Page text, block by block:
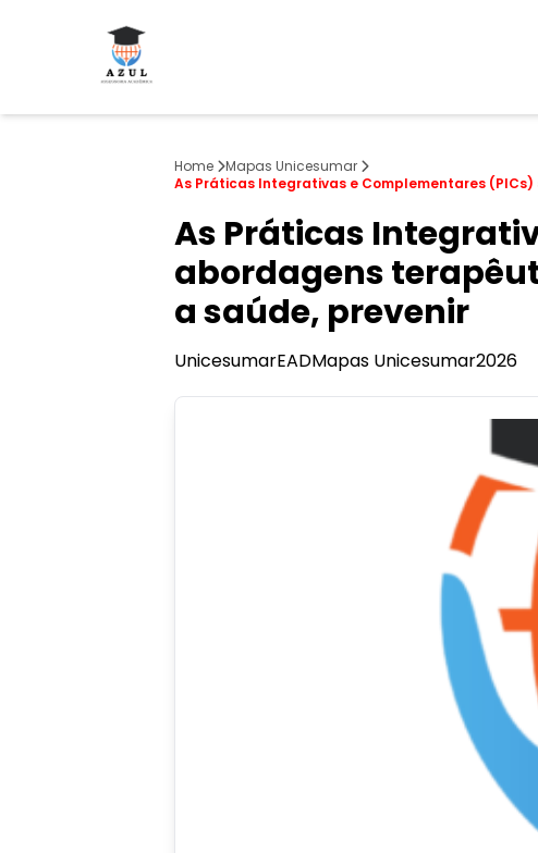
Home
Mapas Unicesumar
As Práticas Integrativas e Complementares
As Práticas
abordagens
a saúde, prevenir
UnicesumarEADMapas Unicesumar2026